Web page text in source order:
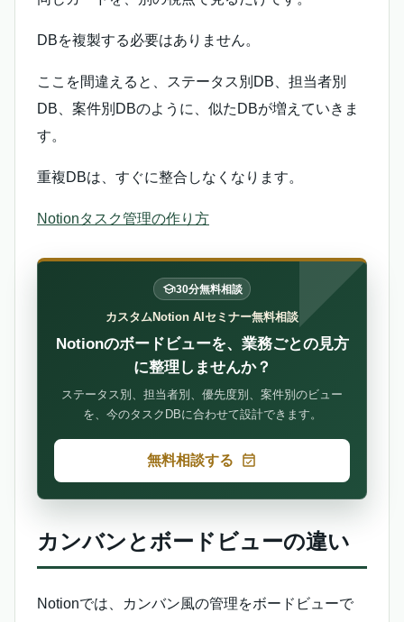
DBを複製する必要はありません。
ここを間違えると、ステータス別DB、担当者別
DB、案件別DBのように、似たDBが増えていきま
す。
重複DBは、すぐに整合しなくなります。
Notionタスク管理の作り方
30分無料相談
カスタムNotion AIセミナー無料相談
Notionのボードビューを、業務ごとの見方
に整理しませんか？
ステータス別、担当者別、優先度別、案件別のビュー
を、今のタスクDBに合わせて設計できます。
無料相談する
カンバンとボードビューの違い
Notionでは、カンバン風の管理をボードビューで